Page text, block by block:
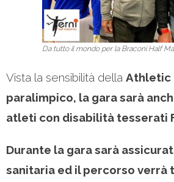
Da tutto il mondo per la Braconi Half
Vista la sensibilità della Athletic
paralimpico, la gara sarà
atleti con disabilità tesserati
Durante la gara sarà
sanitaria ed il percorso verrà